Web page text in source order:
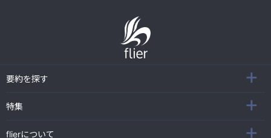
要約を探す
特集
flierについて